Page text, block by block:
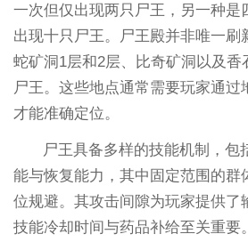
一次但仅出现两只尸王，另一种是
出现十只尸王。尸王殿并非唯一刷
蛇矿洞1层和2层、比奇矿洞以及香
尸王。这些地点通常需要玩家通过
才能准确定位。
尸王具备多样的技能机制，包
能与恢复能力，其中固定范围的群
位规避。其攻击间隙为玩家提供了
技能冷却时间与药品补给至关重要